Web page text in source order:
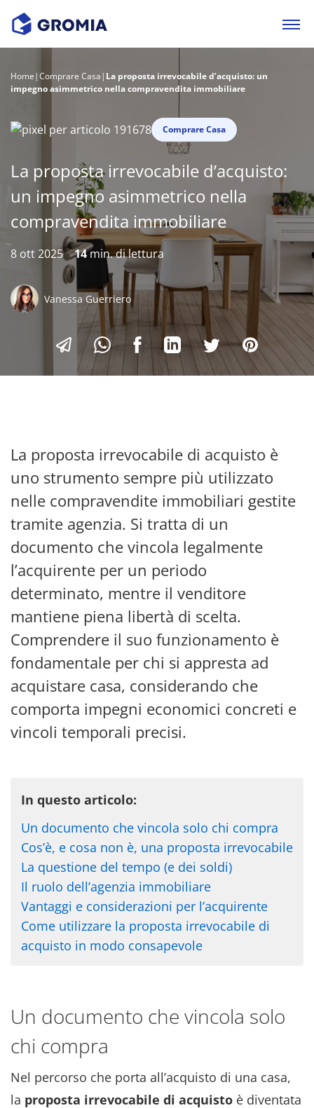
Home |Comprare Casa | La proposta irrevocabile d’acquisto: un
impegno asimmetrico nella compravendita immobiliare
Comprare Casa
La proposta irrevocabile d’acquisto:
un impegno asimmetrico nella
compravendita immobiliare
8 ott 2025 14min. di lettura
Vanessa Guerriero
La proposta irrevocabile di acquisto è
uno strumento sempre più utilizzato
nelle compravendite immobiliari gestite
tramite agenzia. Si tratta di un
documento che vincola legalmente
l’acquirente per un periodo
determinato, mentre il venditore
mantiene piena libertà di scelta.
Comprendere il suo funzionamento è
fondamentale per chi si appresta ad
acquistare casa, considerando che
comporta impegni economici concreti e
vincoli temporali precisi.
In questo articolo:
Un documento che vincola solo chi compra
Cos’è, e cosa non è, una proposta irrevocabile
La questione del tempo (e dei soldi)
Il ruolo dell’agenzia immobiliare
Vantaggi e considerazioni per l’acquirente
Come utilizzare la proposta irrevocabile di
acquisto in modo consapevole
Un documento che vincola solo
chi compra
Nel percorso che porta all’acquisto di una casa,
la proposta irrevocabile di acquisto è diventata